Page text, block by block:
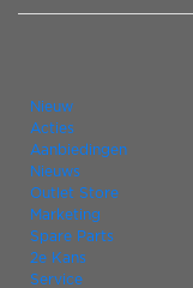
Nieuw
Acties
Aanbiedingen
Nieuws
Outlet Store
Marketing
Spare Parts
2e Kans
Service